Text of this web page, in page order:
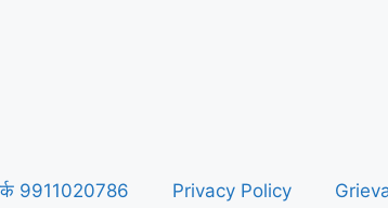
9911020786 Privacy Policy